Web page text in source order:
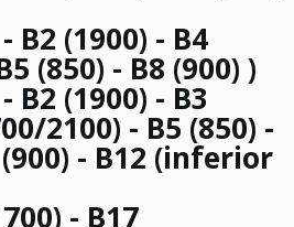
B2 (1900) - B4
(850) - B8 (900) )
B2 (1900) - B3
2100) - B5 (850) -
(900) - B12 (inferior
- B17